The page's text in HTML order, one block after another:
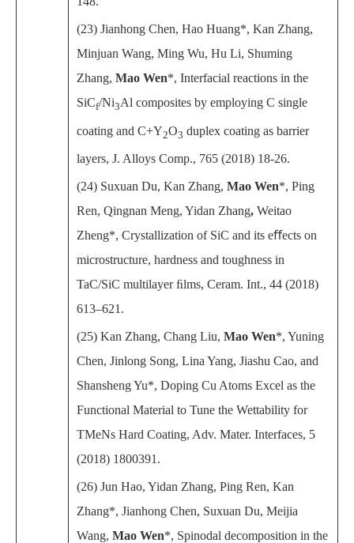
(23) Jianhong Chen, Hao Huang*, Kan Zhang,
Minjuan Wang, Ming Wu, Hu Li, Shuming
Zhang, Mao Wen*, Interfacial reactions in the
SiCf/Ni3Al composites by employing C single
coating and C+Y2O3 duplex coating as barrier
layers, J. Alloys Comp., 765 (2018) 18-26.
(24) Suxuan Du, Kan Zhang, Mao Wen*, Ping
Ren, Qingnan Meng, Yidan Zhang, Weitao
Zheng*, Crystallization of SiC and its eﬀects on
microstructure, hardness and toughness in
TaC/SiC multilayer ﬁlms, Ceram. Int., 44 (2018)
613–621.
(25) Kan Zhang, Chang Liu, Mao Wen*, Yuning
Chen, Jinlong Song, Lina Yang, Jiashu Cao, and
Shansheng Yu*, Doping Cu Atoms Excel as the
Functional Material to Tune the Wettability for
TMeNs Hard Coating, Adv. Mater. Interfaces, 5
(2018) 1800391.
(26) Jun Hao, Yidan Zhang, Ping Ren, Kan
Zhang*, Jianhong Chen, Suxuan Du, Meijia
Wang, Mao Wen*, Spinodal decomposition in the